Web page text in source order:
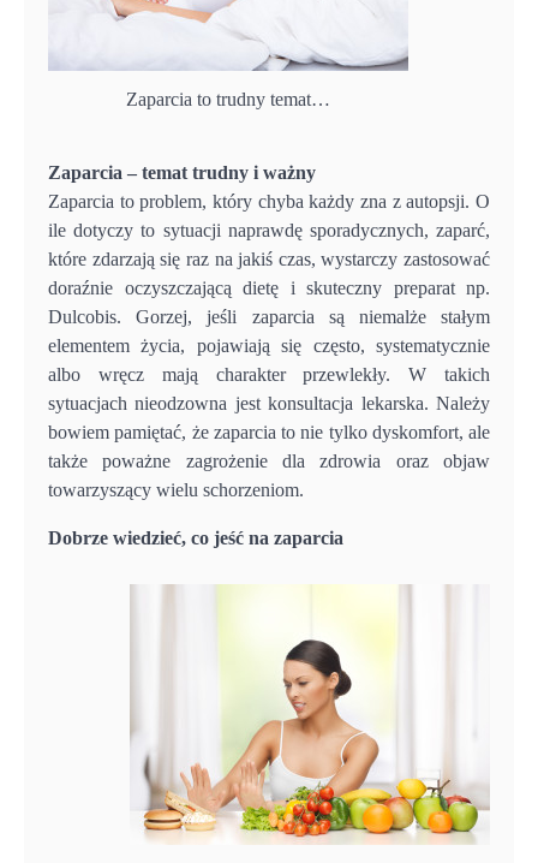
Zaparcia to trudny temat…
Zaparcia – temat trudny i ważny
Zaparcia to problem, który chyba każdy zna z autopsji. O
ile dotyczy to sytuacji naprawdę sporadycznych, zaparć,
które zdarzają się raz na jakiś czas, wystarczy zastosować
doraźnie oczyszczającą dietę i skuteczny preparat np.
Dulcobis. Gorzej, jeśli zaparcia są niemalże stałym
elementem życia, pojawiają się często, systematycznie
albo wręcz mają charakter przewlekły. W takich
sytuacjach nieodzowna jest konsultacja lekarska. Należy
bowiem pamiętać, że zaparcia to nie tylko dyskomfort, ale
także poważne zagrożenie dla zdrowia oraz objaw
towarzyszący wielu schorzeniom.
Dobrze wiedzieć, co jeść na zaparcia